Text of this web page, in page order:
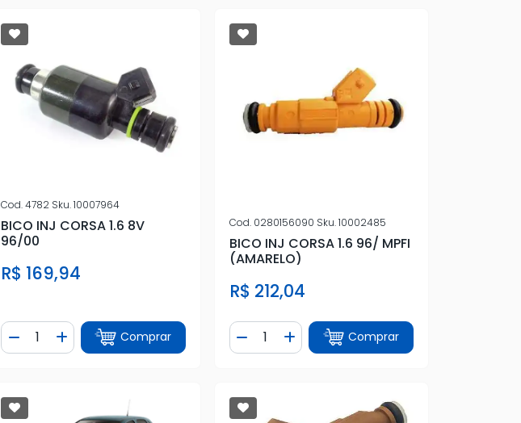
Cod.4782 Sku.10007964
BICO INJ CORSA 1.6 8V
96/00
R$ 169,94
Diminuir Quantidade
Quantidade
Adicionar Quantidade
Comprar
Cod.0280156090 Sku.10002485
BICO INJ CORSA 1.6 96/ MPFI
(AMARELO)
R$ 212,04
Diminuir Quantidade
Quantidade
Adicionar Quantidade
Comprar